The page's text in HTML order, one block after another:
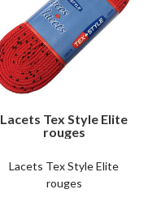
Lacets Tex Style Elite
rouges
Lacets Tex Style Elite
rouges